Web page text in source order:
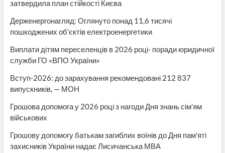
затвердила план стійкості Києва
Держенергонагляд: Оглянуто понад 11,6 тисячі
пошкоджених об’єктів електроенергетики
Виплати дітям переселенців в 2026 році- поради юридичної
служби ГО «ВПО України»
Вступ-2026: до зарахування рекомендовані 212 837
випускників, — МОН
Грошова допомога у 2026 році з нагоди Дня знань сім’ям
військових
Грошову допомогу батькам загиблих воїнів до Дня пам’яті
захисників України надає Лисичанська МВА